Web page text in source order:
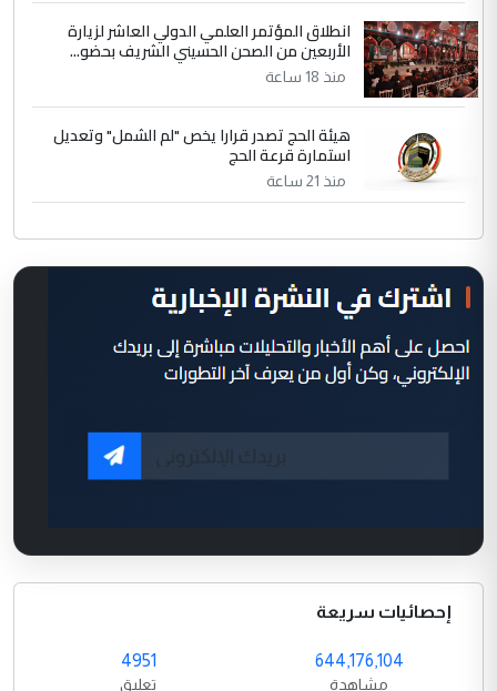
انطلاق المؤتمر العلمي الدولي العاشر لزيارة
الأربعين من الصحن الحسيني الشريف بحضو...
منذ 18 ساعة
هيئة الحج تصدر قرارا يخص "لم الشمل" وتعديل
استمارة قرعة الحج
منذ 21 ساعة
إحصائيات سريعة
644,176,104
مشاهدة
4951
تعليق